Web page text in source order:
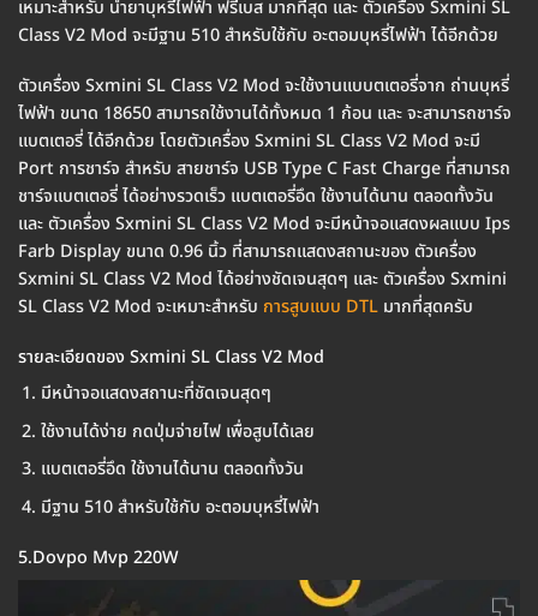
เหมาะสำหรับ น้ำยาบุหรี่ไฟฟ้า ฟรีเบส มากที่สุด และ ตัวเครื่อง Sxmini SL
Class V2 Mod จะมีฐาน 510 สำหรับใช้กับ อะตอมบุหรี่ไฟฟ้า ได้อีกด้วย
ตัวเครื่อง Sxmini SL Class V2 Mod จะใช้งานแบบตเตอรี่จาก ถ่านบุหรี่
ไฟฟ้า ขนาด 18650 สามารถใช้งานได้ทั้งหมด 1 ก้อน และ จะสามารถชาร์จ
แบตเตอรี่ ได้อีกด้วย โดยตัวเครื่อง Sxmini SL Class V2 Mod จะมี
Port การชาร์จ สำหรับ สายชาร์จ USB Type C Fast Charge ที่สามารถ
ชาร์จแบตเตอรี่ ได้อย่างรวดเร็ว แบตเตอรี่อึด ใช้งานได้นาน ตลอดทั้งวัน
และ ตัวเครื่อง Sxmini SL Class V2 Mod จะมีหน้าจอแสดงผลแบบ Ips
Farb Display ขนาด 0.96 นิ้ว ที่สามารถแสดงสถานะของ ตัวเครื่อง
Sxmini SL Class V2 Mod ได้อย่างชัดเจนสุดๆ และ ตัวเครื่อง Sxmini
SL Class V2 Mod จะเหมาะสำหรับ การสูบแบบ DTL มากที่สุดครับ
รายละเอียดของ Sxmini SL Class V2 Mod
มีหน้าจอแสดงสถานะที่ชัดเจนสุดๆ
ใช้งานได้ง่าย กดปุ่มจ่ายไฟ เพื่อสูบได้เลย
แบตเตอรี่อึด ใช้งานได้นาน ตลอดทั้งวัน
มีฐาน 510 สำหรับใช้กับ อะตอมบุหรี่ไฟฟ้า
5.Dovpo Mvp 220W